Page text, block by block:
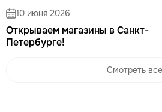
10 июня 2026
Открываем магазины в Санкт-
Петербурге!
Смотреть все